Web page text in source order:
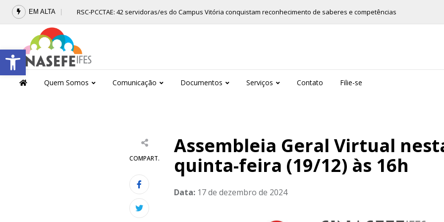
Barra de Ferramentas Aberta
Skip
EM ALTA RSC-PCCTAE: 42 servidoras/es do Campus Vitória conquistam reconhecimento de saberes e competências
Quem Somos Comunicação Documentos Serviços Contato Filie-se
COMPART.
Assembleia Geral Virtual
quinta-feira (19/12) às 16h
Data: 17 de dezembro de 2024